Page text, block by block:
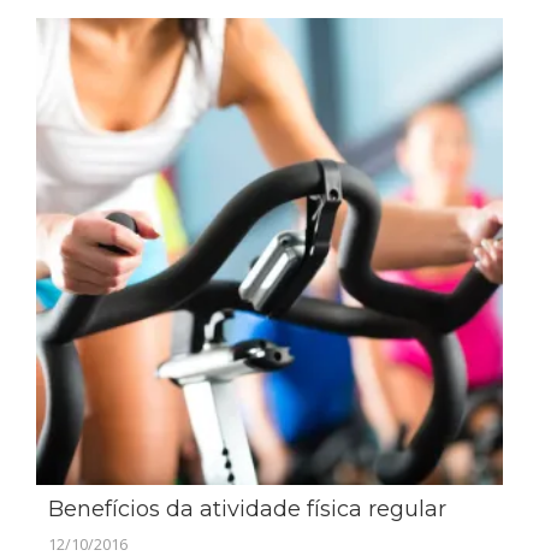
Benefícios da atividade física regular
12/10/2016